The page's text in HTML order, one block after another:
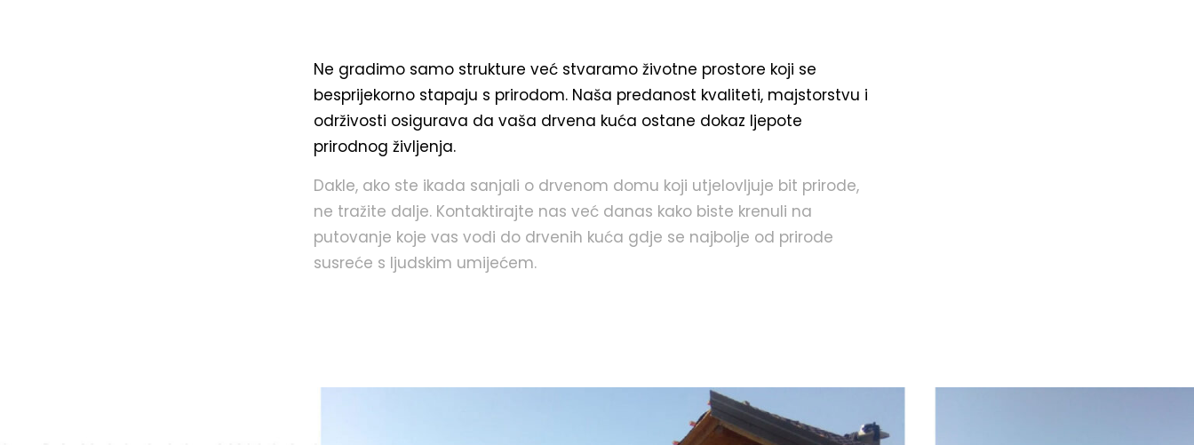
Ne gradimo samo strukture već stvaramo životne prostore koji se
besprijekorno stapaju s prirodom. Naša predanost kvaliteti, majstorstvu i
održivosti osigurava da vaša drvena kuća ostane dokaz ljepote
prirodnog življenja.
Dakle, ako ste ikada sanjali o drvenom domu koji utjelovljuje bit prirode,
ne tražite dalje. Kontaktirajte nas već danas kako biste krenuli na
putovanje koje vas vodi do drvenih kuća gdje se najbolje od prirode
susreće s ljudskim umijećem.